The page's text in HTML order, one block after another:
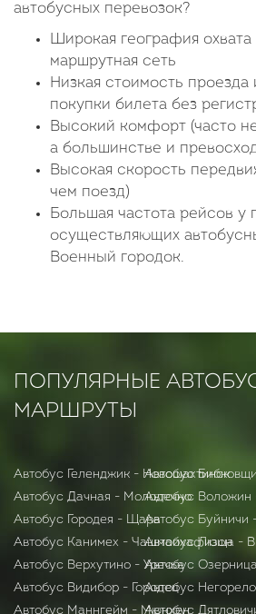
автобусных перевозок?
Широкая география
маршрутная сеть
Низкая стоимость проезда
покупки билета без
Высокий комфорт (часто
а большинстве и
Высокая скорость
чем поезд)
Большая частота рейсов у
осуществляющих
Военный городок.
ПОПУЛЯРНЫЕ
МАРШРУТЫ
Автобус Геленджик - Новошахтинск
Автобус Дачная - Молодечно
Автобус Городея - Щара
Автобус Канимех - Чашмаихафизон
Автобус Верхутино - Уречье
Автобус Видибор - Городец
Автобус Маннгейм - Мюнхен
Автобус
Автобус Воложин
Автобус Буйничи
Автобус Люща -
Автобус
Автобус
Автобус